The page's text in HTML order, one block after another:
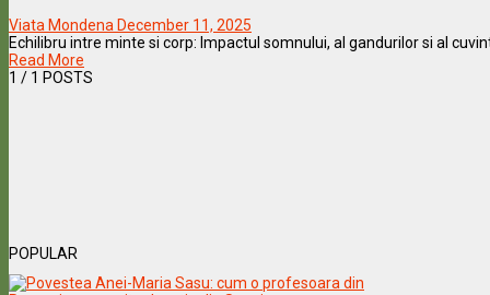
Viata Mondena December 11, 2025
Echilibru intre minte si corp: Impactul somnului, al gandurilor si al
Read More
1 / 1 POSTS
POPULAR